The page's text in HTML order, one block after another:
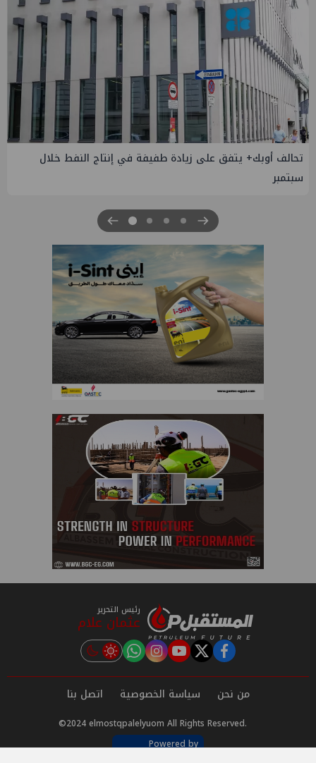
إسدال الستار على النسخة الثانية من "منتدى مصر للطاقة
والصناعة 2026" بنجاح
رئيس التحرير
عثمان علام
facebook
twitter
youtube
instagram
tiktok
من نحن سياسة الخصوصية اتصل بنا
©2024 elmostqpalelyuom All Rights Reserved.
Powered by